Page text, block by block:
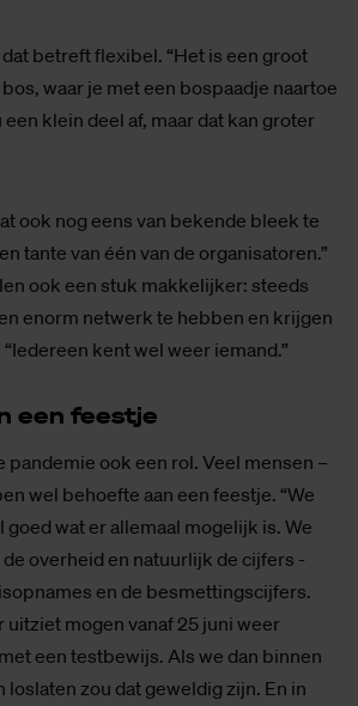
betreft flexibel. “Het is een groot
waar je met een bospaadje naartoe
klein deel af, maar dat kan groter
ook nog eens van bekende bleek te
tante van één van de organisatoren.”
ook een stuk makkelijker: steeds
enorm netwerk te hebben en krijgen
kent wel weer iemand.”
een feest­je
ook een rol. Veel mensen –
wel behoefte aan een feestje. “We
wat er allemaal mogelijk is. We
overheid en natuurlijk de cijfers -
en de besmettingscijfers.
uitziet mogen vanaf 25 juni weer
een testbewijs. Als we dan binnen
loslaten zou dat geweldig zijn. En in